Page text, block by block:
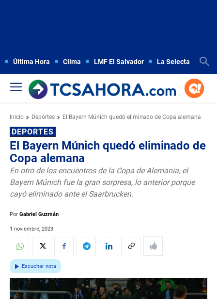
Última Hora Clima LMF El Salvador La Selecta
Inicio Deportes El Bayern Múnich quedó eliminado de Copa alemana
DEPORTES
El Bayern Múnich quedó eliminado de
Copa alemana
En otro de los encuentros de la Copa de Alemania, el
Bayern Múnich fue la gran sorpresa, lo anterior porque
cayó eliminado ante el Saarbrucken.
Por Gabriel Guzmán
1 noviembre, 2023
Escuchar nota